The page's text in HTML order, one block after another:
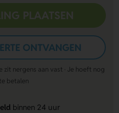
PLAATSEN
ONTVANGEN
zit nergens aan vast · Je hoeft nog
betalen
binnen 24 uur